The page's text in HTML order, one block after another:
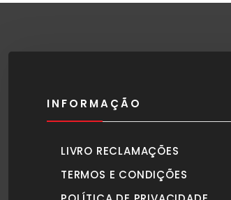
INFORMAÇÃO
LIVRO RECLAMAÇÕES
TERMOS E CONDIÇÕES